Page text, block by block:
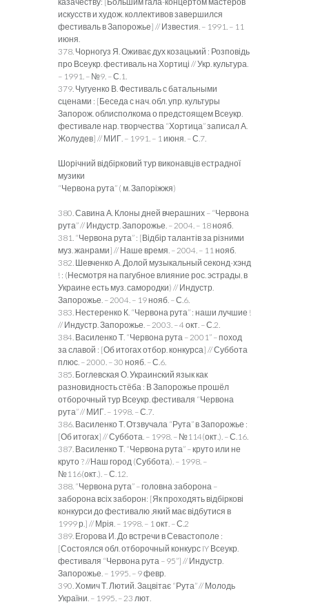
искусств и худож. коллективов завершился
фестиваль в Запорожье] // Известия. – 1991. – 11
июня.
378. Чорногуз Я. Оживає дух козацький : Розповідь
про Всеукр. фестиваль на Хортиці // Укр. культура.
– 1991. – №9. – С.1.
379. Чугуенко В. Фестиваль с батальными
сценами : [Беседа с нач. обл. упр. культуры
Запорож. облисполкома о предстоящем Всеукр.
фестивале нар. творчества “Хортица” записал А.
Жолудев] // МИГ. – 1991. – 1 июня. – С.7.
Шорічний відбірковий тур виконавців естрадної
музики
“Червона рута” ( м. Запоріжжя)
380. Савина А. Клоны дней вчерашних – “Червона
рута” // Индустр. Запорожье. – 2004. – 18 нояб.
381. “Червона рута” : [Відбір талантів за різними
муз. жанрами] // Наше время. – 2004. – 11 нояб.
382. Шевченко А. Долой музыкальный секонд-хэнд
! : (Несмотря на пагубное влияние рос. эстрады, в
Украине есть муз. самородки) // Индустр.
Запорожье. – 2004. – 19 нояб. – С.6.
383. Нестеренко К. “Червона рута” : наши лучшие !
// Индустр. Запорожье. – 2003. – 4 окт. – С.2.
384. Василенко Т. “Червона рута – 2001” – поход
за славой : [Об итогах отбор. конкурса] // Суббота
плюс. – 2000. – 30 нояб. – С.6.
385. Боглевская О. Украинский язык как
разновидность стёба : В Запорожье прошёл
отборочный тур Всеукр. фестиваля “Червона
рута” // МИГ. – 1998. – С.7.
386. Василенко Т. Отзвучала “Рута” в Запорожье :
[Об итогах] // Суббота. – 1998. – №114(окт.). – С.16.
387. Василенко Т. “Червона рута” – круто или не
круто ? //Наш город (Суббота). – 1998. –
№116(окт.). – С.12.
388. “Червона рута” – головна заборона –
заборона всіх заборон: [Як проходять відбіркові
конкурси до фестивалю ,який має відбутися в
1999 р.] // Мрія. – 1998. – 1 окт. – С.2
389. Егорова И. До встречи в Севастополе :
[Состоялся обл. отборочный конкурс IY Всеукр.
фестиваля “Червона рута – 95”] // Индустр.
Запорожье. – 1995. – 9 февр.
390. Хомич Т. Лютий. Зацвітає “Рута” // Молодь
України. – 1995. – 23 лют.